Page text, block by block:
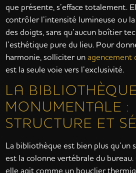
que présente, s’efface totalement.
contrôler l’intensité lumineuse ou
des doigts, sans qu’aucun boîtier
l’esthétique pure du lieu. Pour
harmonie, solliciter unagencement
est la seule voie vers l’exclusivité.
LA
MONUMENTALE :
STRUCTURE ET
La bibliothèque est bien plus qu’un
est la colonne vertébrale du bureau.
elle agit comme un bouclier